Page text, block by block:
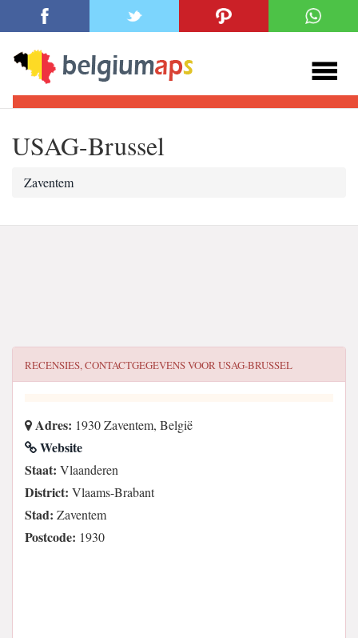
USAG-Brussel
Zaventem
RECENSIES, CONTACTGEGEVENS VOORUSAG-BRUSSEL
Adres: 1930 Zaventem, België
Website
Staat: Vlaanderen
District: Vlaams-Brabant
Stad: Zaventem
Postcode: 1930